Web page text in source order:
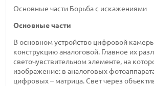
Основные части Борьба с искажениями
Основные части
В основном устройство цифровой
конструкцию аналоговой. Главное их
светочувствительном элементе, на
изображение: в аналоговых
цифровых – матрица. Свет через